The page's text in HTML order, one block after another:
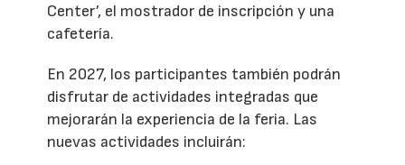
Center’, el mostrador de inscripción y una
cafetería.
En 2027, los participantes también podrán
disfrutar de actividades integradas que
mejorarán la experiencia de la feria. Las
nuevas actividades incluirán: